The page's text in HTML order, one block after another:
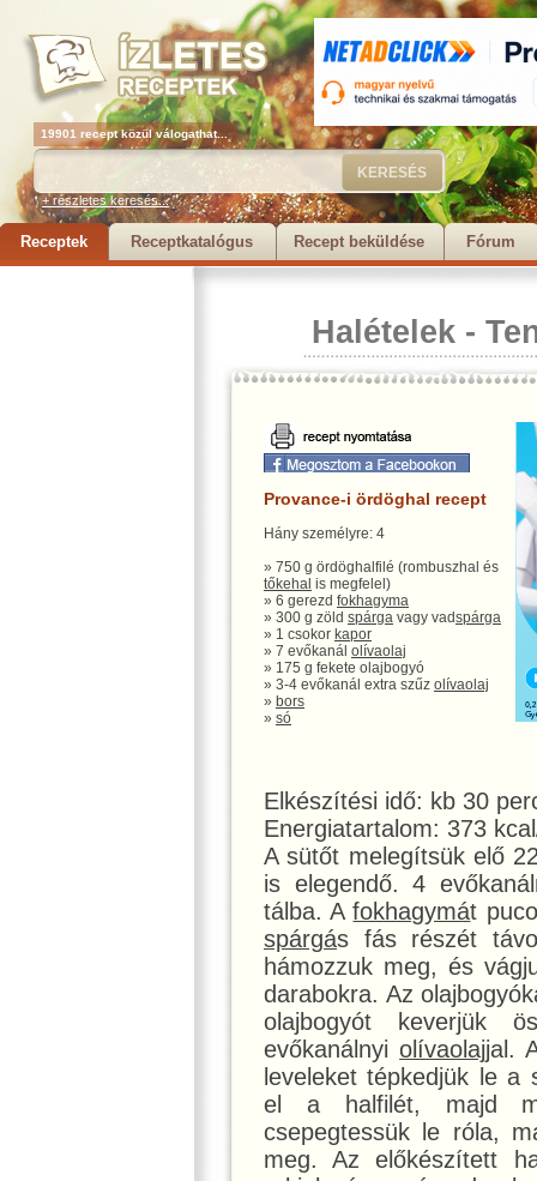
19901 recept közül válogathat...
+ részletes keresés...
Receptek Receptkatalógus Recept beküldése Fórum
Halételek -
Provance-i ördöghal recept
Hány személyre: 4
» 750 g ördöghalfilé (rombuszhal és
tőkehal is megfelel)
» 6 gerezd fokhagyma
» 300 g zöld spárga vagy vadspárga
» 1 csokor kapor
» 7 evőkanál olívaolaj
» 175 g fekete olajbogyó
» 3-4 evőkanál extra szűz olívaolaj
» bors
» só
Elkészítési idő: kb 30
Energiatartalom: 373
A sütőt melegítsük elő
is elegendő. 4
tálba. Afokhagymát
spárgás fás részét
hámozzuk meg, és
darabokra. Az
olajbogyót keverjük
evőkanálnyiolívaolajjal.
leveleket tépkedjük le a
el a halfilét, majd
csepegtessük le róla,
meg. Az előkészített